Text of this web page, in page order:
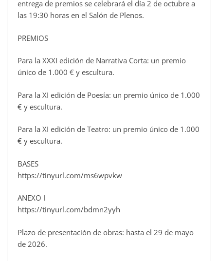
o
k
entrega de premios se celebrará el día 2 de octubre a
las 19:30 horas en el Salón de Plenos.
PREMIOS
Para la XXXI edición de Narrativa Corta: un premio
único de 1.000 € y escultura.
Para la XI edición de Poesía: un premio único de 1.000
€ y escultura.
Para la XI edición de Teatro: un premio único de 1.000
€ y escultura.
BASES
https://tinyurl.com/ms6wpvkw
ANEXO I
https://tinyurl.com/bdmn2yyh
Plazo de presentación de obras: hasta el 29 de mayo
de 2026.